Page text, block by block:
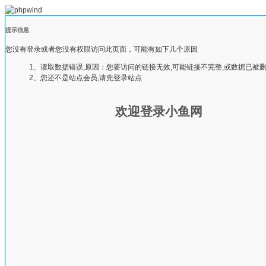
提示信息
您没有登录或者您没有权限访问此页面，可能有如下几个原因
1、读取数据错误,原因：您要访问的链接无效,可能链接不完整,或数据已被
2、您还不是站点会员,请先登录站点
欢迎登录小鱼网